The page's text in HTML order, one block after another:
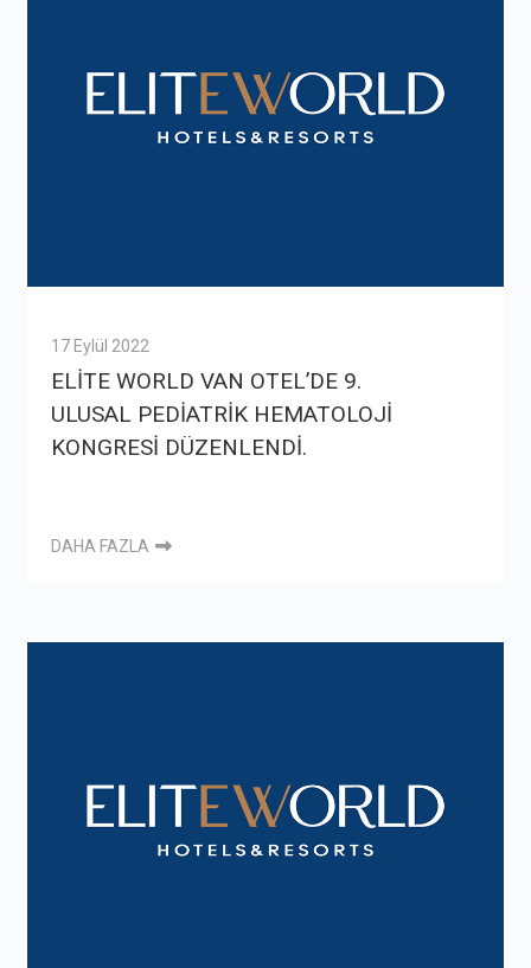
17 Eylül 2022
ELİTE WORLD VAN OTEL’DE 9.
ULUSAL PEDİATRİK HEMATOLOJİ
KONGRESİ DÜZENLENDİ.
DAHA FAZLA